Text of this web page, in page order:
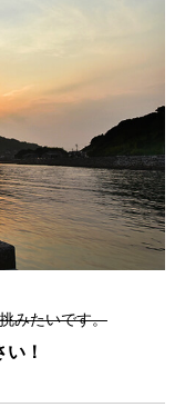
みたいです。
！